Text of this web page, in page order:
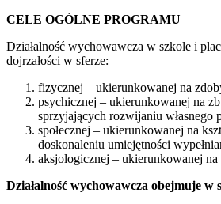
CELE OGÓLNE PROGRAMU
Działalność wychowawcza w szkole i
dojrzałości w sferze:
fizycznej – ukierunkowanej na
psychicznej – ukierunkowanej na
sprzyjających rozwijaniu własnego
społecznej – ukierunkowanej na
doskonaleniu umiejętności
aksjologicznej – ukierunkowanej
Działalność wychowawcza obejmuje w